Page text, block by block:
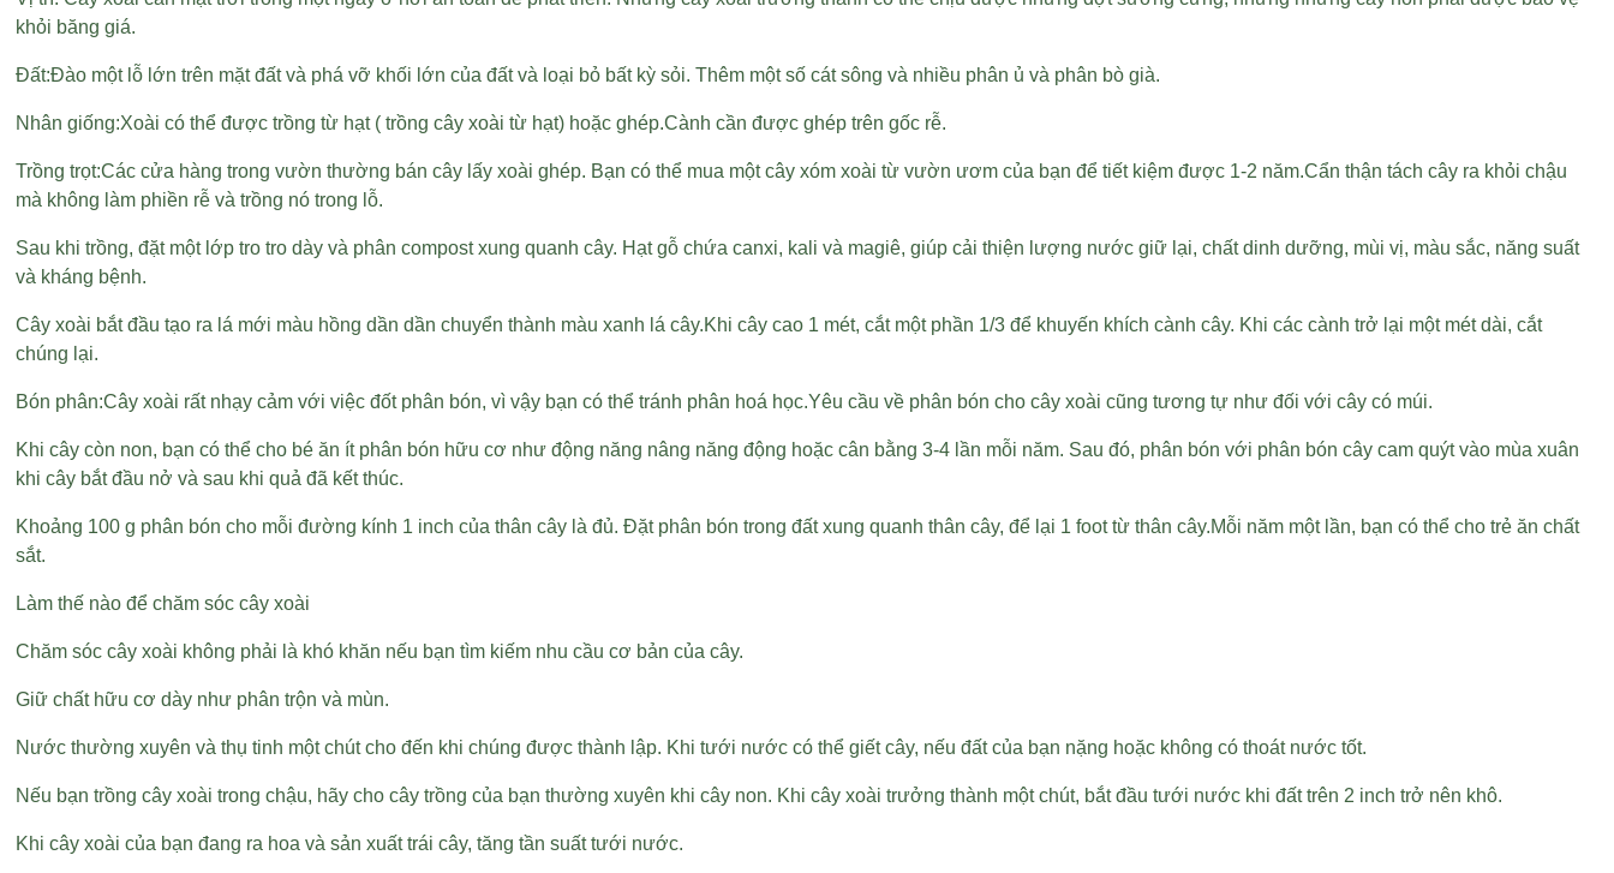
khỏi băng giá.
Đất:Đào một lỗ lớn trên mặt đất và phá vỡ khối lớn của đất và loại bỏ bất kỳ sỏi. Thêm một số cát sông và nhiều phân ủ và phân bò già.
Nhân giống:Xoài có thể được trồng từ hạt ( trồng cây xoài từ hạt) hoặc ghép.Cành cần được ghép trên gốc rễ.
Trồng trọt:Các cửa hàng trong vườn thường bán cây lấy xoài ghép. Bạn có thể mua một cây xóm xoài từ vườn ươm của bạn để tiết kiệm được 1-2 năm.Cẩn thận tách cây ra khỏi chậu
mà không làm phiền rễ và trồng nó trong lỗ.
Sau khi trồng, đặt một lớp tro tro dày và phân compost xung quanh cây. Hạt gỗ chứa canxi, kali và magiê, giúp cải thiện lượng nước giữ lại, chất dinh dưỡng, mùi vị, màu sắc, năng suất
và kháng bệnh.
Cây xoài bắt đầu tạo ra lá mới màu hồng dần dần chuyển thành màu xanh lá cây.Khi cây cao 1 mét, cắt một phần 1/3 để khuyến khích cành cây. Khi các cành trở lại một mét dài, cắt
chúng lại.
Bón phân:Cây xoài rất nhạy cảm với việc đốt phân bón, vì vậy bạn có thể tránh phân hoá học.Yêu cầu về phân bón cho cây xoài cũng tương tự như đối với cây có múi.
Khi cây còn non, bạn có thể cho bé ăn ít phân bón hữu cơ như động năng nâng năng động hoặc cân bằng 3-4 lần mỗi năm. Sau đó, phân bón với phân bón cây cam quýt vào mùa xuân
khi cây bắt đầu nở và sau khi quả đã kết thúc.
Khoảng 100 g phân bón cho mỗi đường kính 1 inch của thân cây là đủ. Đặt phân bón trong đất xung quanh thân cây, để lại 1 foot từ thân cây.Mỗi năm một lần, bạn có thể cho trẻ ăn chất
sắt.
Làm thế nào để chăm sóc cây xoài
Chăm sóc cây xoài không phải là khó khăn nếu bạn tìm kiếm nhu cầu cơ bản của cây.
Giữ chất hữu cơ dày như phân trộn và mùn.
Nước thường xuyên và thụ tinh một chút cho đến khi chúng được thành lập. Khi tưới nước có thể giết cây, nếu đất của bạn nặng hoặc không có thoát nước tốt.
Nếu bạn trồng cây xoài trong chậu, hãy cho cây trồng của bạn thường xuyên khi cây non. Khi cây xoài trưởng thành một chút, bắt đầu tưới nước khi đất trên 2 inch trở nên khô.
Khi cây xoài của bạn đang ra hoa và sản xuất trái cây, tăng tần suất tưới nước.